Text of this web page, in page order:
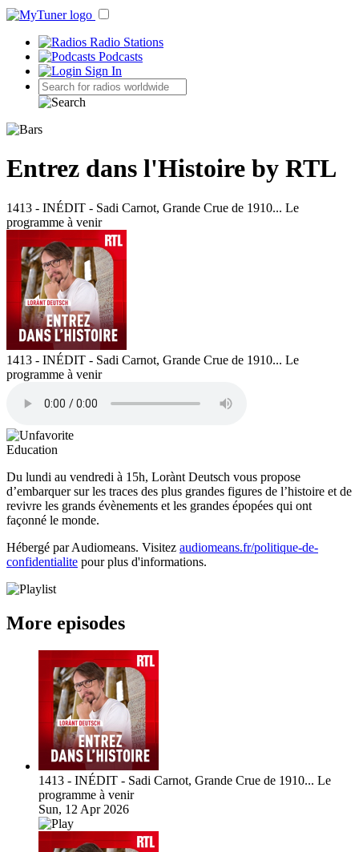
Radio Stations
Podcasts
Sign In
Entrez dans l'Histoire by RTL
1413 - INÉDIT - Sadi Carnot, Grande Crue de 1910... Le
programme à venir
1413 - INÉDIT - Sadi Carnot, Grande Crue de 1910... Le
programme à venir
Education
Du lundi au vendredi à 15h, Lorànt Deutsch vous propose
d’embarquer sur les traces des plus grandes figures de l’histoire et de
revivre les grands évènements et les grandes épopées qui ont
façonné le monde.
Hébergé par Audiomeans. Visitez audiomeans.fr/politique-de-
confidentialite pour plus d'informations.
More episodes
1413 - INÉDIT - Sadi Carnot, Grande Crue de 1910... Le
programme à venir
Sun, 12 Apr 2026